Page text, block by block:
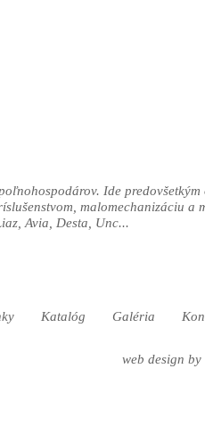
Ide
malomechanizáciu a
Avia, Desta, Unc...
Katalóg Galéria
web design by